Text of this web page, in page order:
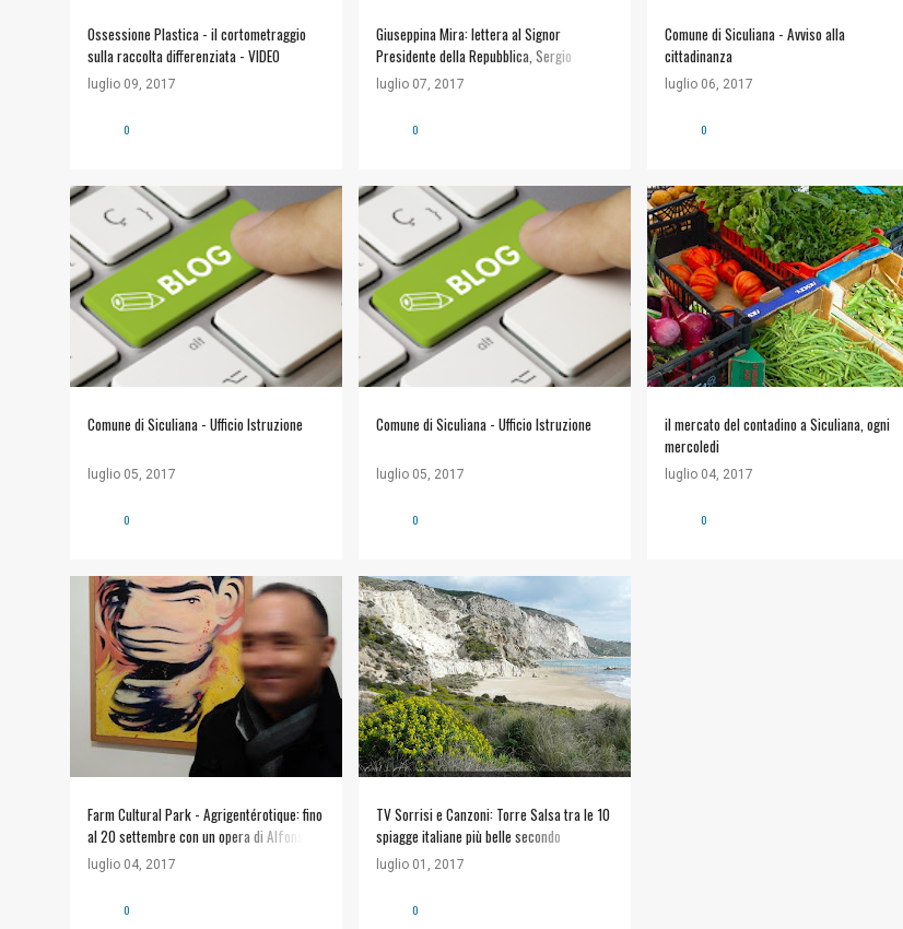
Ossessione Plastica - il cortometraggio
sulla raccolta differenziata - VIDEO
luglio 09, 2017
0
Giuseppina Mira: lettera al Signor
Presidente della Repubblica, Sergio
Mattarella
luglio 07, 2017
0
Comune di Siculiana - Avviso alla
cittadinanza
luglio 06, 2017
0
Comune di Siculiana - Ufficio Istruzione
luglio 05, 2017
#COMUNE DI SICULIANA
INFORMAZIONI UTILI
0
Comune di Siculiana - Ufficio Istruzione
luglio 05, 2017
#COMUNE DI SICULIANA
INFORMAZIONI UTILI
0
il mercato del contadino a Siculiana, ogni
mercoledi
luglio 04, 2017
APPUNTAMENTI
0
Farm Cultural Park - Agrigentérotique: fino
al 20 settembre con un opera di Alfonso
Siracusa
luglio 04, 2017
#ARTE E CULTURA
APPUNTAMENTI
0
TV Sorrisi e Canzoni: Torre Salsa tra le 10
spiagge italiane più belle secondo
Donatella Bianchi (Linea Blu, Rai)
luglio 01, 2017
WWF TORRE SALSA
0